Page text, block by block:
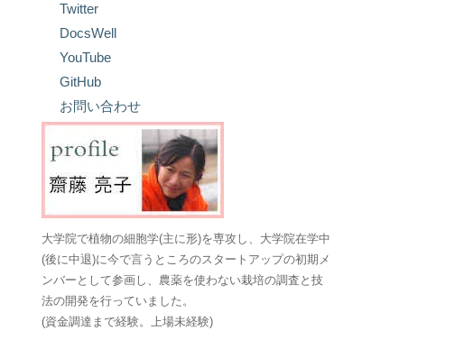
Twitter
DocsWell
YouTube
GitHub
お問い合わせ
大学院で植物の細胞学(主に形)を専攻し、大学院在学中
(後に中退)に今で言うところのスタートアップの初期メ
ンバーとして参画し、農薬を使わない栽培の調査と技
法の開発を行っていました。
(資金調達まで経験。上場未経験)